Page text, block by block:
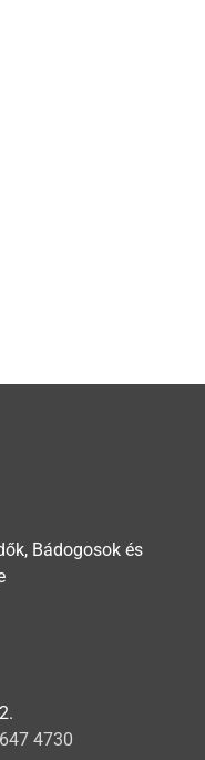
Bádogosok és
4730